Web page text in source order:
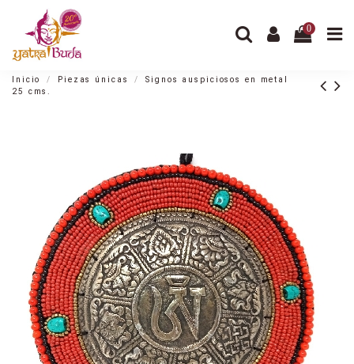
0
Inicio Piezas únicas
Signos auspiciosos en metal
25 cms.